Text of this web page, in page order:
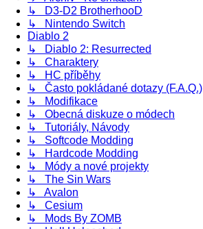
↳ D3-D2 BrotherhooD
↳ Nintendo Switch
Diablo 2
↳ Diablo 2: Resurrected
↳ Charaktery
↳ HC příběhy
↳ Často pokládané dotazy (F.A.Q.)
↳ Modifikace
↳ Obecná diskuze o módech
↳ Tutoriály, Návody
↳ Softcode Modding
↳ Hardcode Modding
↳ Módy a nové projekty
↳ The Sin Wars
↳ Avalon
↳ Cesium
↳ Mods By ZOMB